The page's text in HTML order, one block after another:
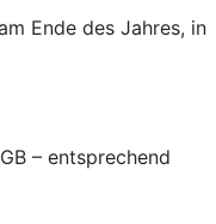
Ende des Jahres, in
– entsprechend